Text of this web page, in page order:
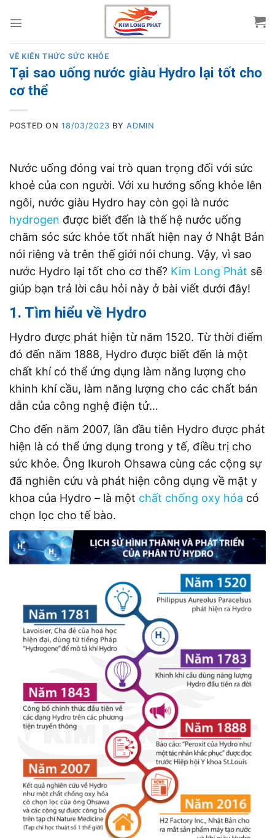
VỀ KIẾN THỨC SỨC KHỎE
Tại sao uống nước giàu Hydro lại tốt cho
cơ thể
POSTED ON18/03/2023 BYADMIN
Nước uống đóng vai trò quan trọng đối với sức
khoẻ của con người. Với xu hướng sống khỏe lên
ngôi, nước giàu Hydro hay còn gọi là nước
hydrogen được biết đến là thế hệ nước uống
chăm sóc sức khỏe tốt nhất hiện nay ở Nhật Bản
nói riêng và trên thế giới nói chung. Vậy, vì sao
nước Hydro lại tốt cho cơ thể? Kim Long Phát sẽ
giúp bạn trả lời câu hỏi này ở bài viết dưới đây!
1. Tìm hiểu về Hydro
Hydro được phát hiện từ năm 1520. Từ thời điểm
đó đến năm 1888, Hydro được biết đến là một
chất khí có thể ứng dụng làm năng lượng cho
khinh khí cầu, làm năng lượng cho các chất bán
dẫn của công nghệ điện tử…
Cho đến năm 2007, lần đầu tiên Hydro được phát
hiện là có thể ứng dụng trong y tế, điều trị cho
sức khỏe. Ông Ikuroh Ohsawa cùng các cộng sự
đã nghiên cứu và phát hiện công dụng về mặt y
khoa của Hydro – là một chất chống oxy hóa có
chọn lọc cho tế bào.